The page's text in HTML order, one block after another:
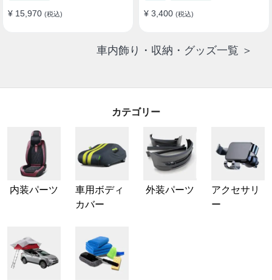
¥ 15,970 (税込) ¥ 3,400 (税込)
車内飾り・収納・グッズ一覧 ＞
カテゴリー
内装パーツ
車用ボディ
カバー
外装パーツ
アクセサリ
ー